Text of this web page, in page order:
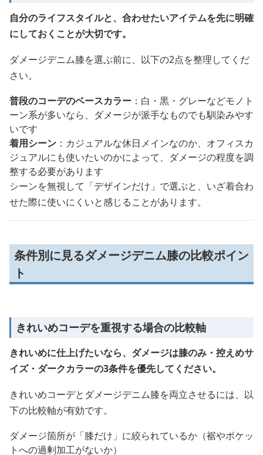
自分のライフスタイルと、合わせたいアイテムを先に明確
にしておくことが大切です。
ダメージデニム膝を選ぶ前に、以下の2点を整理してくだ
さい。
普段のコーデのベースカラー ：白・黒・グレーなどモノト
ーン系が多いなら、ダメージが派手なものでも馴染みやす
いです
着用シーン ：カジュアルな休日メインなのか、オフィスカ
ジュアルにも使いたいのかによって、ダメージの程度を調
整する必要があります
シーンを無視して「デザインだけ」で選ぶと、いざ着合わ
せた際に使いにくいと感じることがあります。
条件別に見るダメージデニム膝の比較ポイン
ト
きれいめコーデを重視する場合の比較軸
きれいめに仕上げたいなら、ダメージは膝のみ・控えめサ
イズ・ダークカラーの3条件を優先してください。
きれいめコーデとダメージデニム膝を両立させるには、以
下の比較軸が有効です。
ダメージ箇所が「膝だけ」に絞られているか（裾やポケッ
トへの過剰加工がないか）